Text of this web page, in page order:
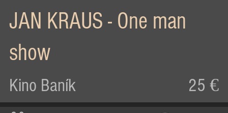
JAN KRAUS - One man
show
Kino Baník 25 €